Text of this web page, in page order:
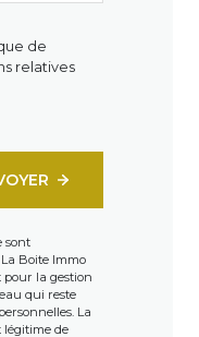
de
relatives
sont
Boite Immo
la gestion
qui reste
La
légitime de